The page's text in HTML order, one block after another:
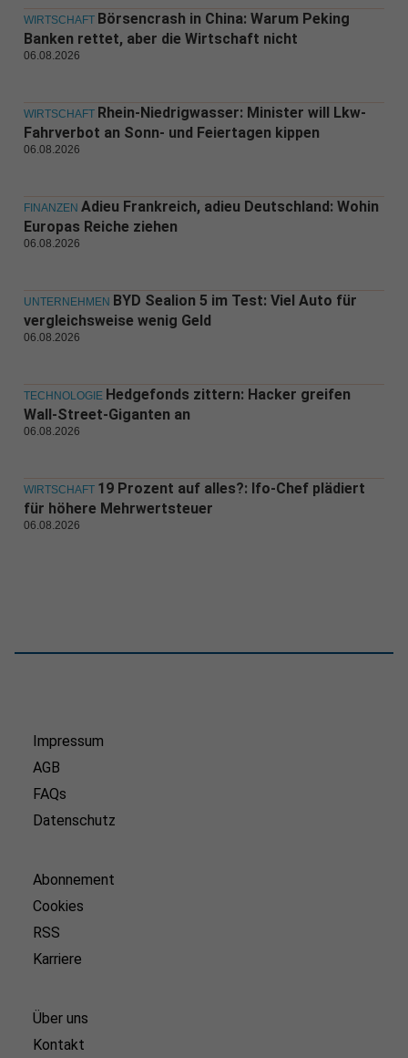
WIRTSCHAFT Börsencrash in China: Warum Peking
Banken rettet, aber die Wirtschaft nicht
06.08.2026
WIRTSCHAFT Rhein-Niedrigwasser: Minister will Lkw-
Fahrverbot an Sonn- und Feiertagen kippen
06.08.2026
FINANZEN Adieu Frankreich, adieu Deutschland: Wohin
Europas Reiche ziehen
06.08.2026
UNTERNEHMEN BYD Sealion 5 im Test: Viel Auto für
vergleichsweise wenig Geld
06.08.2026
TECHNOLOGIE Hedgefonds zittern: Hacker greifen
Wall-Street-Giganten an
06.08.2026
WIRTSCHAFT 19 Prozent auf alles?: Ifo-Chef plädiert
für höhere Mehrwertsteuer
06.08.2026
Impressum
AGB
FAQs
Datenschutz
Abonnement
Cookies
RSS
Karriere
Über uns
Kontakt